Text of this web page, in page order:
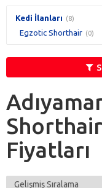
Kedi İlanları (8)
Egzotic Shorthair (0)
Fiyatları